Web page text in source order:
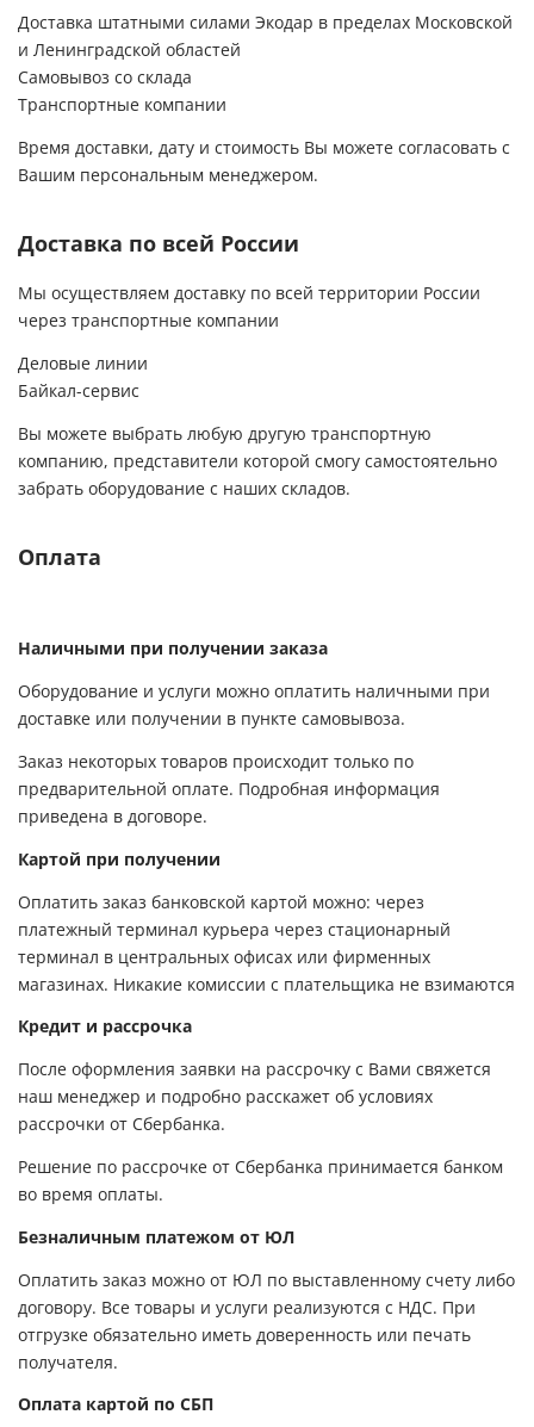
компании Экодар -очень
спокойные,вежливые,аккуратные и
ответственные люди.За это им огромное
спасибо и долгих лет процветания их фирме!
Доставка штатными силами Экодар в пределах Московской
и Ленинградской областей
Самовывоз со склада
Транспортные компании
Время доставки, дату и стоимость Вы можете согласовать с
Вашим персональным менеджером.
Доставка по всей России
Мы осуществляем доставку по всей территории России
через транспортные компании
Деловые линии
Байкал-сервис
Вы можете выбрать любую другую транспортную
компанию, представители которой смогу самостоятельно
забрать оборудование с наших складов.
Оплата
Наличными при получении заказа
Оборудование и услуги можно оплатить наличными при
доставке или получении в пункте самовывоза.
Заказ некоторых товаров происходит только по
предварительной оплате. Подробная информация
приведена в договоре.
Картой при получении
Оплатить заказ банковской картой можно: через
платежный терминал курьера через стационарный
терминал в центральных офисах или фирменных
магазинах. Никакие комиссии с плательщика не взимаются
Кредит и рассрочка
После оформления заявки на рассрочку с Вами свяжется
наш менеджер и подробно расскажет об условиях
рассрочки от Сбербанка.
Решение по рассрочке от Сбербанка принимается банком
во время оплаты.
Безналичным платежом от ЮЛ
Оплатить заказ можно от ЮЛ по выставленному счету либо
договору. Все товары и услуги реализуются с НДС. При
отгрузке обязательно иметь доверенность или печать
получателя.
Оплата картой по СБП